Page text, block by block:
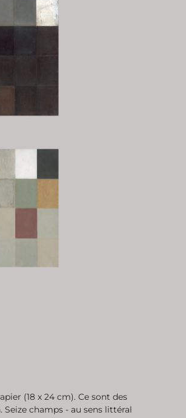
(18 x 24 cm). Ce sont des
champs - au sens littéral